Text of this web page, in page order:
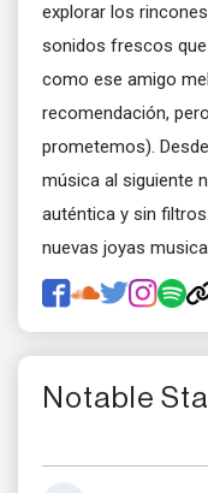
explorar los
sonidos frescos
como ese amigo
recomendación,
prometemos).
música al siguiente
auténtica y sin
nuevas joyas
Notable